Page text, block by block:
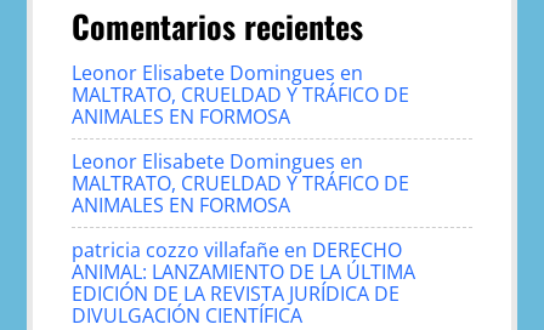
Comentarios recientes
Leonor Elisabete Domingues en
MALTRATO, CRUELDAD Y TRÁFICO DE
ANIMALES EN FORMOSA
Leonor Elisabete Domingues en
MALTRATO, CRUELDAD Y TRÁFICO DE
ANIMALES EN FORMOSA
patricia cozzo villafañe en DERECHO
ANIMAL: LANZAMIENTO DE LA ÚLTIMA
EDICIÓN DE LA REVISTA JURÍDICA DE
DIVULGACIÓN CIENTÍFICA